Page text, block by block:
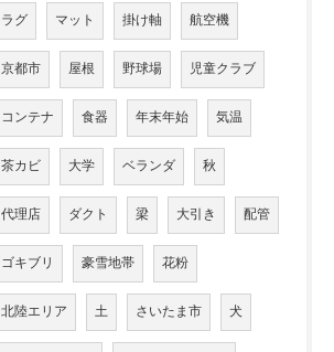
ラグ マット 掛け軸 航空機
京都市 屋根 野球場 児童クラブ
コンテナ 食器 年末年始 気温
茶カビ 大学 ベランダ 秋
代理店 ダクト 梁 大引き 配管
ゴキブリ 豪雪地帯 花粉
北陸エリア 土 さいたま市 犬